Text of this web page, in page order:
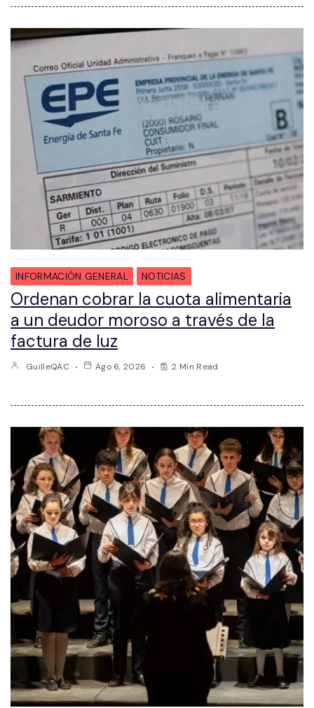
INFORMACIÓN GENERAL NOTICIAS
Ordenan cobrar la cuota alimentaria
a un deudor moroso a través de la
factura de luz
GuilleQAC Ago 6, 2026 2 Min Read